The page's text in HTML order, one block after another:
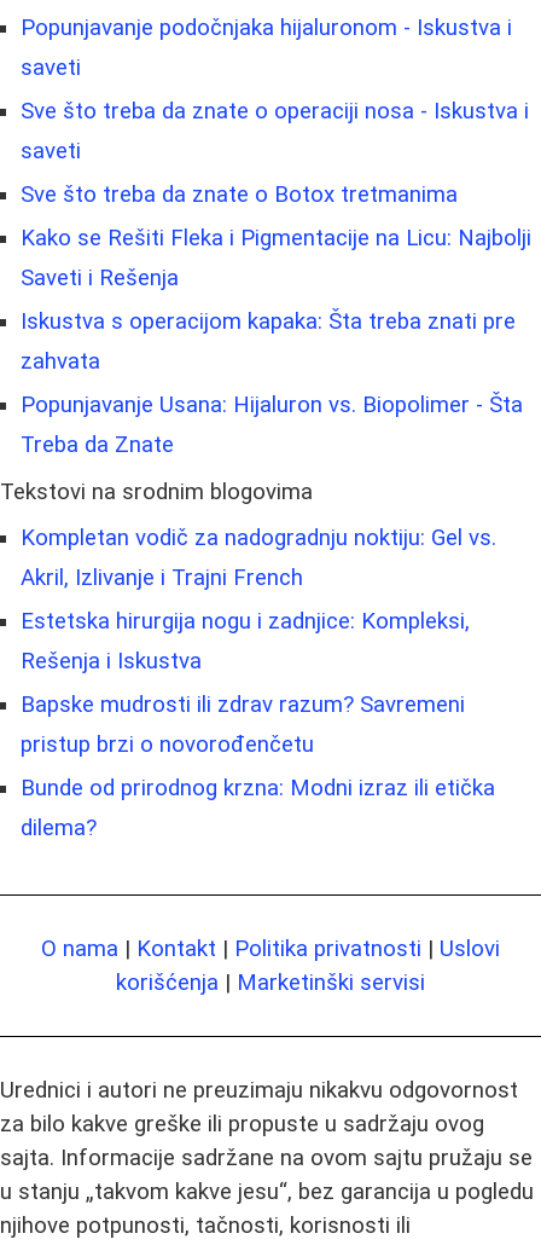
Popunjavanje podočnjaka hijaluronom - Iskustva i
saveti
Sve što treba da znate o operaciji nosa - Iskustva i
saveti
Sve što treba da znate o Botox tretmanima
Kako se Rešiti Fleka i Pigmentacije na Licu: Najbolji
Saveti i Rešenja
Iskustva s operacijom kapaka: Šta treba znati pre
zahvata
Popunjavanje Usana: Hijaluron vs. Biopolimer - Šta
Treba da Znate
Tekstovi na srodnim blogovima
Kompletan vodič za nadogradnju noktiju: Gel vs.
Akril, Izlivanje i Trajni French
Estetska hirurgija nogu i zadnjice: Kompleksi,
Rešenja i Iskustva
Bapske mudrosti ili zdrav razum? Savremeni
pristup brzi o novorođenčetu
Bunde od prirodnog krzna: Modni izraz ili etička
dilema?
O nama | Kontakt | Politika privatnosti | Uslovi
korišćenja | Marketinški servisi
Urednici i autori ne preuzimaju nikakvu odgovornost
za bilo kakve greške ili propuste u sadržaju ovog
sajta. Informacije sadržane na ovom sajtu pružaju se
u stanju „takvom kakve jesu“, bez garancija u pogledu
njihove potpunosti, tačnosti, korisnosti ili